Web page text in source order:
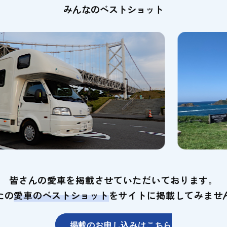
みんなのベストショット
皆さんの愛車を掲載させていただいております。
の愛車のベストショットをサイトに掲載してみませ
掲載のお申し込みはこちら